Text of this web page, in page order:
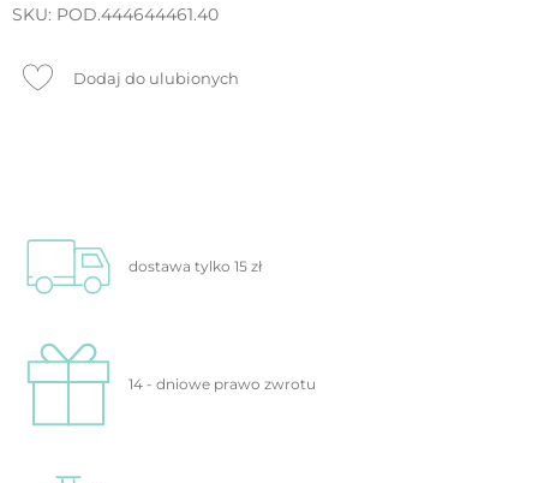
SKU: POD.444644461.40
Dodaj do ulubionych
dostawa tylko 15 zł
14 - dniowe prawo zwrotu